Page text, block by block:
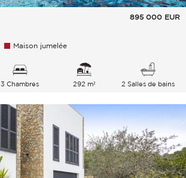
895 000 EUR
Maison jumelée
3 Chambres 292 m² 2 Salles de bains